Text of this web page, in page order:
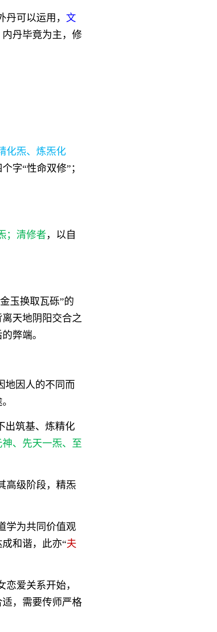
可以运用， 文
内丹毕竟为主，修
化炁、炼炁化
字“性命双修”；
；清修者，以自
玉换取瓦砾”的
天地阴阳交合之
弊端。
地因人的不同而
出筑基、炼精化
神、先天一炁、至
高级阶段，精炁
学为共同价值观
和谐，此亦“夫
爱关系开始，
，需要传师严格